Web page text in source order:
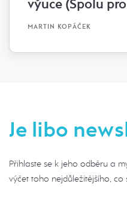
výuce (Spolu
MARTIN KOPÁČEK
Je libo
Přihlaste se k jeho odběru a
výčet toho nejdůležitějšího, co